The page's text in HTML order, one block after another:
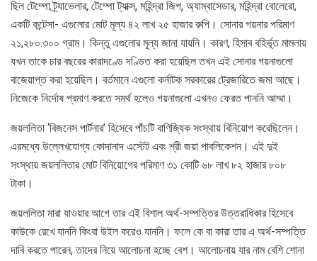
ছিল টেম্পো ট্র্যাভেলার, টেম্পো ট্যাক্স, মহিন্দ্রা জিপ, অ্যাম্বাসেডার, মহিন্দ্রা বোলেরো,
একটি কন্টেসা- এগুলোর মোট মূল্য ৪২ লাখ ২৫ হাজার রুপি। সোনার গয়নার পরিমাণ
২১,২৮০.৩০০ গ্রাম। কিন্তু এগুলোর মূল্য জানা যায়নি। কারণ, হিসাব বহির্ভূত মামলায়
যখন তাকে চার বছরের কারাদণ্ডে দণ্ডিত করা হয়েছিল তখন এই সোনার গয়নাগুলো
বাজেয়াপ্ত করা হয়েছিল। বর্তমানে এগুলো কর্নাটক সরকারের ট্রেজারিতে জমা আছে।
নিজেকে নির্দোষ প্রমাণ করতে সমর্থ হলেও গয়নাগুলো এখনও ফেরত পাননি আম্মা।
জয়ললিতা ‘বিজনেস পার্টনার’ হিসেবে পাঁচটি বাণিজ্যিক সংস্থায় বিনিয়োগ করেছিলেন।
এরমধ্যে উল্লেখযোগ্য কোদানাদ এস্টেট এবং শ্রী জয়া পাবলিকেশন। এই দুই
সংস্থায় জয়ললিতার মোট বিনিয়োগের পরিমাণ ৩১ কোটি ৬৮ লাখ ৮২ হাজার ৮০৮
টাকা।
জয়ললিতা মারা যাওয়ার আগে তার এই বিশাল অর্থ-সম্পত্তির উত্তরাধিকার হিসেবে
কাউকে রেখে যাননি কিংবা উইল করেও যাননি। ফলে কে বা কারা তার এ অর্থ-সম্পত্তি
দাবি করতে পারেন, তাদের নিয়ে আলোচনা হচ্ছে বেশ। আলোচনায় যার নাম বেশি শোনা